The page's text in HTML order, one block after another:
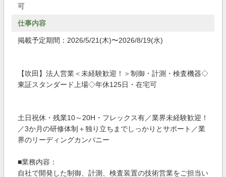
可
仕事内容
掲載予定期間：2026/5/21(木)〜2026/8/19(水)
【吹田】法人営業＜未経験歓迎！＞制御・計測・検査機器◇
東証スタンダード上場◇年休125日・在宅可
土日祝休・残業10～20H・フレックス有／業界未経験歓迎！
／3か月の研修体制＋独り立ちまでしっかりとサポート／業
界のリーディングカンパニー
■業務内容：
自社で開発した制御、計測、検査装置の技術営業をご担当い